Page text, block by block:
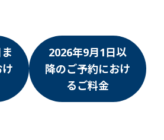
2026年9月1日以
降のご予約におけ
るご料金